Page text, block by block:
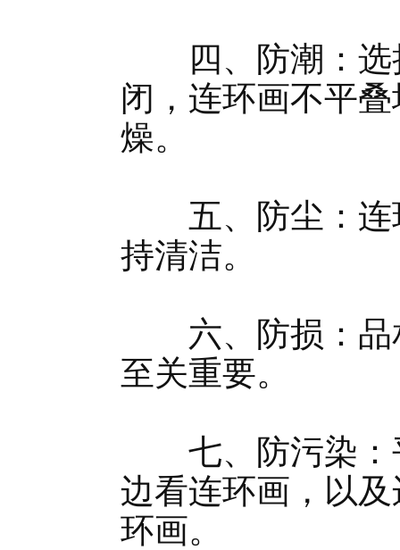
四、防潮：选
闭，连环画不平
燥。
五、防尘：连
持清洁。
六、防损：品
至关重要。
七、防污染：
边看连环画，以
环画。